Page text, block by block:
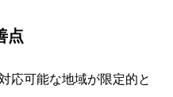
点
応可能な地域が限定的と